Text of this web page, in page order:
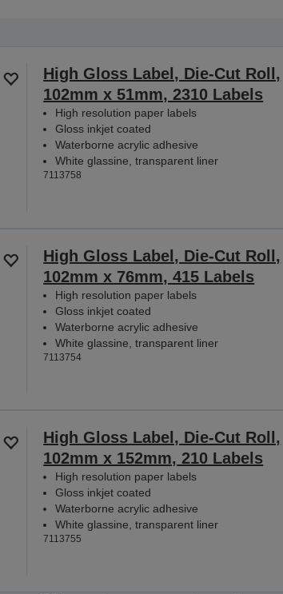
High Gloss Label, Die-Cut Roll,
102mm x 51mm, 2310 Labels
High resolution paper labels
Gloss inkjet coated
Waterborne acrylic adhesive
White glassine, transparent liner
7113758
High Gloss Label, Die-Cut Roll,
102mm x 76mm, 415 Labels
High resolution paper labels
Gloss inkjet coated
Waterborne acrylic adhesive
White glassine, transparent liner
7113754
High Gloss Label, Die-Cut Roll,
102mm x 152mm, 210 Labels
High resolution paper labels
Gloss inkjet coated
Waterborne acrylic adhesive
White glassine, transparent liner
7113755